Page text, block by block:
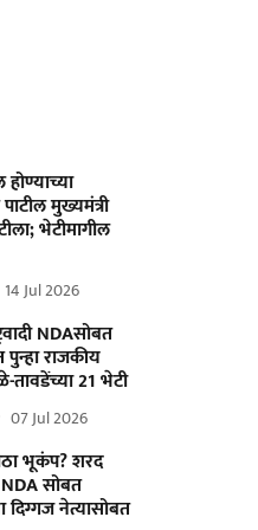
मुख्यमंत्री
भेटीमागील
14 Jul 2026
NDAसोबत
पुन्हा राजकीय
तावडेंच्या 21 भेटी
07 Jul 2026
भूकंप? शरद
NDA सोबत
दिग्गज नेत्यासोबत